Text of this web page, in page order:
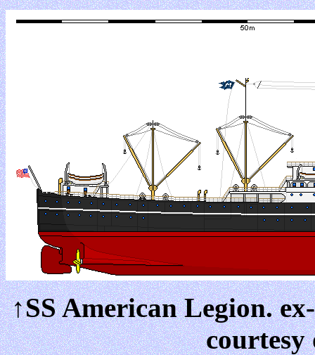
↑SS American Legion.